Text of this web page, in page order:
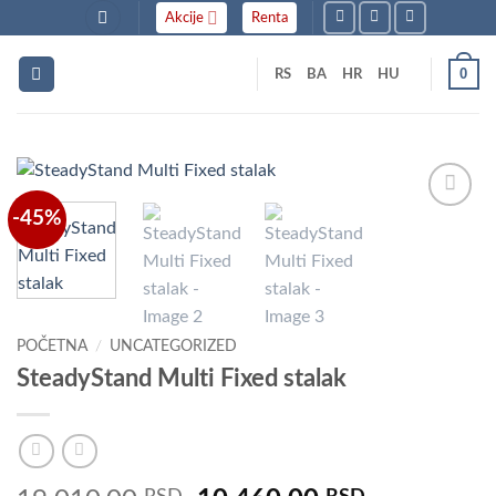
to
content
Akcije Renta
RS BA HR HU 0
-45%
POČETNA / UNCATEGORIZED
SteadyStand Multi Fixed stalak